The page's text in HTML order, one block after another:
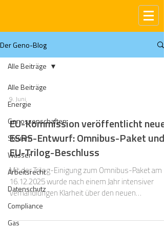
Der Geno-Blog
Alle Beiträge
Energie
Genossenschaften
Steuern
Wasser
Arbeitsrecht
Datenschutz
Compliance
Gas
Alle Beiträge
9. Juni
EU-Kommission veröffentlicht neuen
ESRS-Entwurf: Omnibus-Paket und
EU-Trilog-Beschluss
Mit der Trilog-Einigung zum Omnibus-Paket am
16.12.2025 wurde nach einem Jahr intensiver
Verhandlungen Klarheit über den neuen
Anwenderkreis der CSRD geschaffen. Die
Reporting Directive (CSRD), die